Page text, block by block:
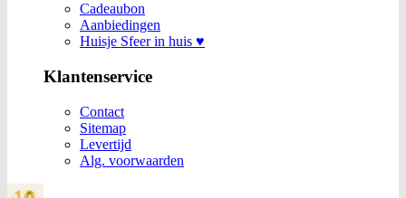
Cadeaubon
Aanbiedingen
Huisje Sfeer in huis ♥
Klantenservice
Contact
Sitemap
Levertijd
Alg. voorwaarden